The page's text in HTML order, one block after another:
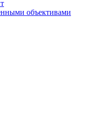
объективами